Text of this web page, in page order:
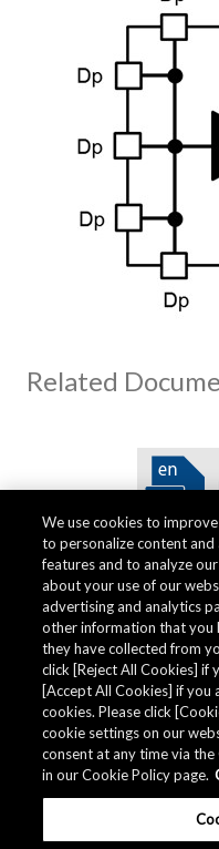
Related
品質データ
AKM グループでは品質
ダ
We use cookies to
to personalize content
features and to analyze
about your use of our
advertising and analytics
other information that
they have collected from
click [Reject All Cookies] if
[Accept All Cookies] if you
cookies. Please click
cookie settings on our
consent at any time via
in our Cookie Policy page.